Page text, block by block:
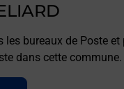
les bureaux de Poste et
dans cette commune.